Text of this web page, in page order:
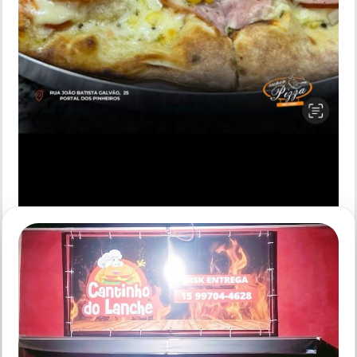
PIZZARIA - ITAPETININGA SP
Super Pizza 2 Jardim